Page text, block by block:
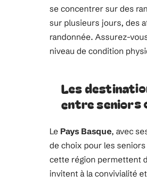
se concentrer sur des
sur plusieurs jours, des
randonnée. Assurez-
niveau de condition
Les
entre seniors
Le Pays Basque, avec
de choix pour les
cette région permettent
invitent à la convivialité